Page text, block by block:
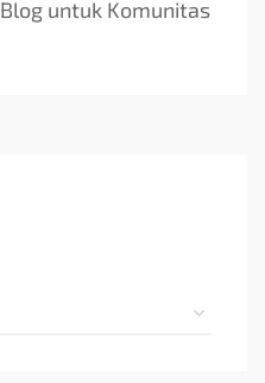
untuk Komunitas